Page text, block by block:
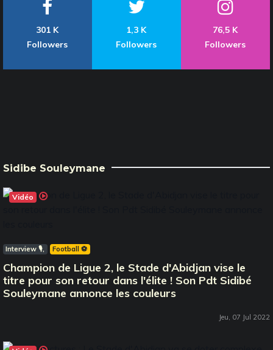
301 K
Followers
1,3 K
Followers
76,5 K
Followers
Sidibe Souleymane
Vidéo
Interview 🎙️ Football ⚽️
Champion de Ligue 2, le Stade d'Abidjan vise le
titre pour son retour dans l'élite ! Son Pdt Sidibé
Souleymane annonce les couleurs
Jeu, 07 Jul 2022